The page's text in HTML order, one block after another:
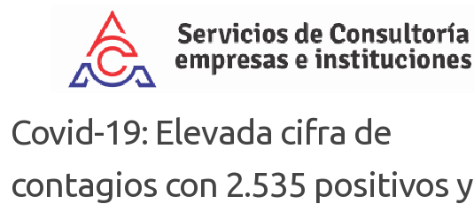
Covid-19: Elevada cifra de
contagios con 2.535 positivos y